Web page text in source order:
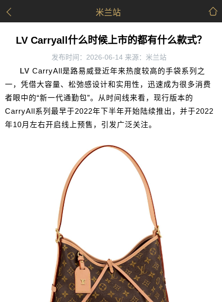
米兰站
LV Carryall什么时候上市的都有什么款式？
发布时间：2026-06-14 来源：米兰站
LV CarryAll是路易威登近年来热度较高的手袋系列之
一，凭借大容量、松弛感设计和实用性，迅速成为很多消费
者眼中的“新一代通勤包”。从时间线来看，现行版本的
CarryAll系列最早于2022年下半年开始陆续推出，并于2022
年10月左右开启线上预售，引发广泛关注。